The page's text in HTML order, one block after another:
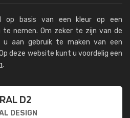
op basis van een kleur op een
te nemen. Om zeker te zijn van de
u aan gebruik te maken van een
deze website kunt u voordelig een
.
RAL D2
DESIGN